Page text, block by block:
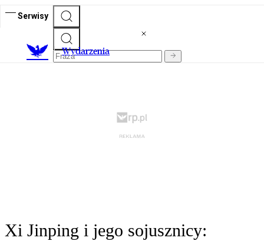
Serwisy
Wydarzenia
Xi Jinping i jego sojusznicy: